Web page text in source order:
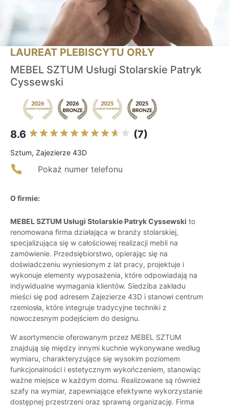
LAUREAT PLEBISCYTU ORŁY
MEBEL SZTUM Usługi Stolarskie Patryk
Cyssewski
8.6 (7)
Sztum, Zajezierze 43D
Pokaż numer telefonu
O firmie:
MEBEL SZTUM Usługi Stolarskie Patryk Cyssewski to
renomowana firma działająca w branży stolarskiej,
specjalizująca się w całościowej realizacji mebli na
zamówienie. Przedsiębiorstwo, opierając się na
doświadczeniu wyniesionym z lat pracy, projektuje i
wykonuje elementy wyposażenia, które odpowiadają na
indywidualne wymagania klientów. Siedziba zakładu
mieści się pod adresem Zajezierze 43D i stanowi centrum
rzemiosła, które integruje tradycyjne techniki z
nowoczesnym podejściem do designu.
W asortymencie oferowanym przez MEBEL SZTUM
znajdują się między innymi kuchnie wykonywane według
wymiaru, charakteryzujące się wysokim poziomem
funkcjonalności i estetycznym wykończeniem, stanowiąc
ważne miejsce w każdym domu. Realizowane są również
szafy na wymiar, zapewniające efektywne wykorzystanie
dostępnej przestrzeni oraz sprawną organizację. Firma